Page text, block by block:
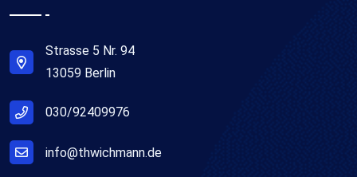
Strasse 5 Nr. 94
13059 Berlin
030/92409976
info@thwichmann.de